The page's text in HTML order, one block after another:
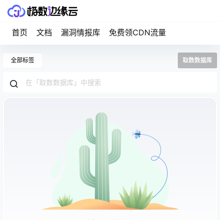
首页 文档 漏洞情报库 免费领CDN流量
全部标签 取数数据库